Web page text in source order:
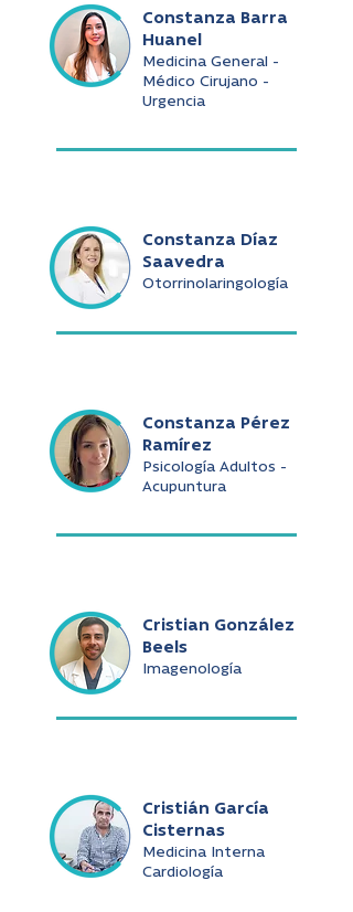
Constanza Barra
Huanel
Medicina General -
Médico Cirujano -
Urgencia
Constanza Díaz
Saavedra
Otorrinolaringología
Constanza Pérez
Ramírez
Psicología Adultos -
Acupuntura
Cristian González
Beels
Imagenología
Cristián García
Cisternas
Medicina Interna
Cardiología